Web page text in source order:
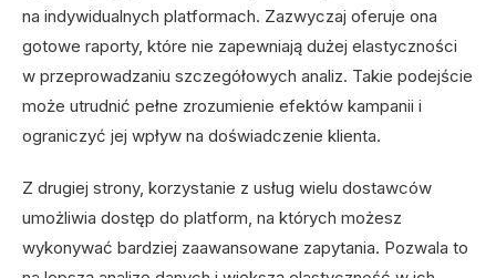
na indywidualnych platformach. Zazwyczaj oferuje ona
gotowe raporty, które nie zapewniają dużej elastyczności
w przeprowadzaniu szczegółowych analiz. Takie podejście
może utrudnić pełne zrozumienie efektów kampanii i
ograniczyć jej wpływ na doświadczenie klienta.
Z drugiej strony, korzystanie z usług wielu dostawców
umożliwia dostęp do platform, na których możesz
wykonywać bardziej zaawansowane zapytania. Pozwala to